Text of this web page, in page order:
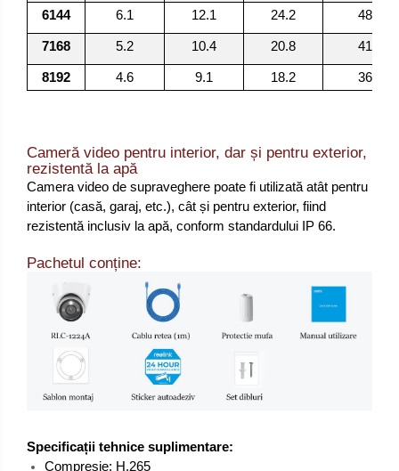
6144 6.1 12.1 24.2 48.5
7168 5.2 10.4 20.8 41.6
8192 4.6 9.1 18.2 36.4
Cameră video pentru interior, dar și pentru exterior,
rezistentă la apă
Camera video de supraveghere poate fi utilizată atât pentru
interior (casă, garaj, etc.), cât și pentru exterior, fiind
rezistentă inclusiv la apă, conform standardului IP 66.
Pachetul conține:
Specificații tehnice suplimentare:
Compresie: H.265